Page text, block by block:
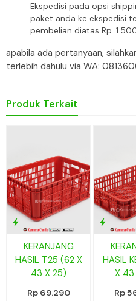
Ekspedisi pada opsi
paket anda ke ekspedisi
pembelian diatas Rp.
apabila ada pertanyaan,
terlebih dahulu via WA:
Produk Terkait
KERANJANG
HASIL T25 (62 X
43 X 25)
Rp 69.290
HASIL
X 43
Rp